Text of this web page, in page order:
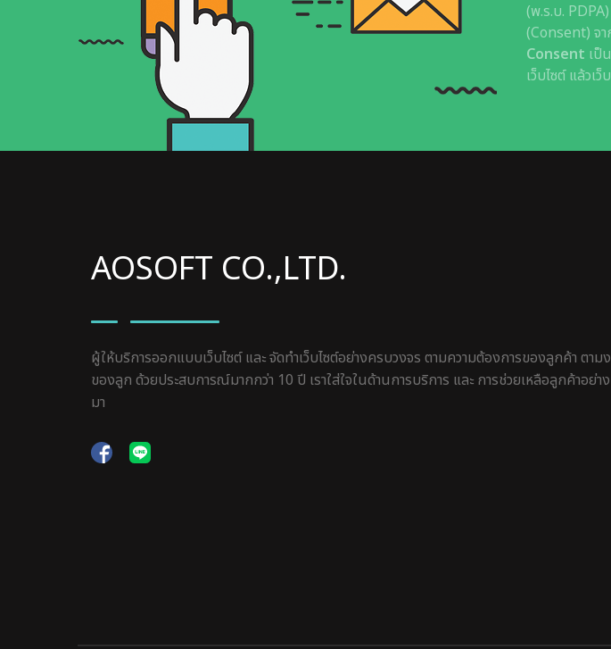
(พ.ร.บ.
(Consent) จ
Consent เป็
เว็บไซต์ แล้ว
AOSOFT CO.,LTD.
ผู้ให้บริการออกแบบเว็บไซต์ และ จัดทำเว็บไซต์อย่างครบวงจร ตามความต้องการของลูกค้า ตา
ของลูก ด้วยประสบการณ์มากกว่า 10 ปี เราใส่ใจในด้านการบริการ และ การช่วยเหลือลูกค้าอย่า
มา